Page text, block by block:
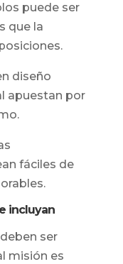
puede ser
que la
diseño
apuestan por
fáciles de
incluyan
ser
misión es